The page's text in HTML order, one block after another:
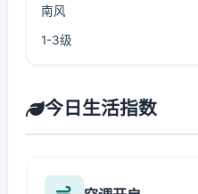
南风
1-3级
今日生活指数